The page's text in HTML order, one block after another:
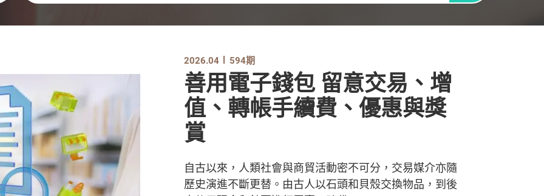
2026.04 594期
善用電子錢包 留意交易、增
值、轉帳手續費、優惠與獎
賞
自古以來，人類社會與商貿活動密不可分，交易媒介亦隨
歷史演進不斷更替。由古人以石頭和貝殼交換物品，到後